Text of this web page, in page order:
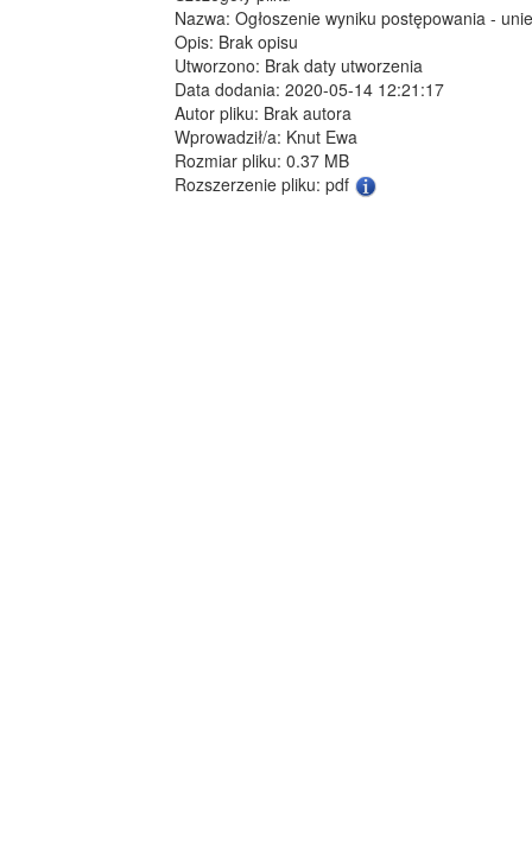
Nazwa: Ogłoszenie wyniku postępowania -
Opis: Brak opisu
Utworzono: Brak daty utworzenia
Data dodania: 2020-05-14 12:21:17
Autor pliku: Brak autora
Wprowadził/a: Knut Ewa
Rozmiar pliku: 0.37 MB
Rozszerzenie pliku: pdf